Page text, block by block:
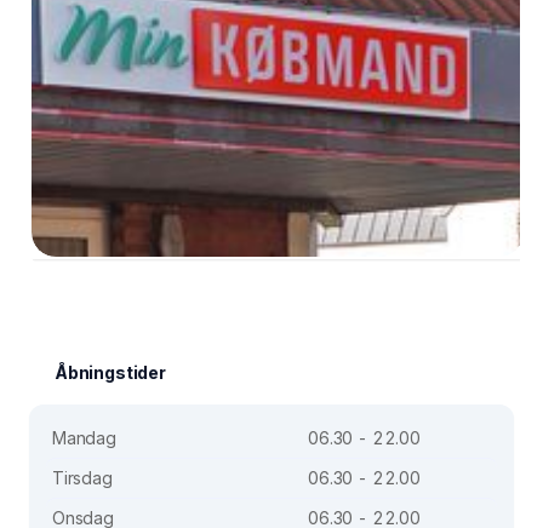
Åbningstider
Mandag
06.30 - 22.00
Tirsdag
06.30 - 22.00
Onsdag
06.30 - 22.00